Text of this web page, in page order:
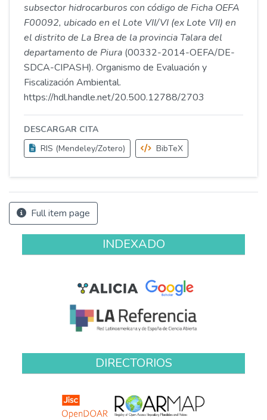
subsector hidrocarburos con código de Ficha OEFA
F00092, ubicado en el Lote VII/VI (ex Lote VII) en
el distrito de La Brea de la provincia Talara del
departamento de Piura (00332-2014-OEFA/DE-
SDCA-CIPASH). Organismo de Evaluación y
Fiscalización Ambiental.
https://hdl.handle.net/20.500.12788/2703
DESCARGAR CITA
RIS (Mendeley/Zotero)
BibTeX
Full item page
INDEXADO
DIRECTORIOS